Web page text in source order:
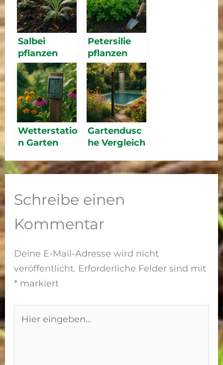
Salbei
pflanzen
und pflegen:
Tipps für das
Küchenkrau
t
Petersilie
pflanzen
und ernten:
Tipps für
reiche Ernte
Wetterstatio
n Garten
Die 5 besten
Gartendusc
he Vergleich
besten
und Garten
Schreibe einen
Kommentar
Deine E-Mail-Adresse wird nicht
veröffentlicht. Erforderliche Felder sind mit
* markiert
eingeben…